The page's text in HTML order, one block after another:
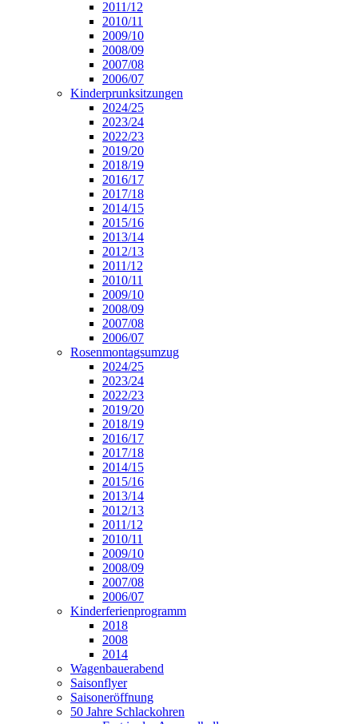
2011/12
2010/11
2009/10
2008/09
2007/08
2006/07
Kinderprunksitzungen
2024/25
2023/24
2022/23
2019/20
2018/19
2016/17
2017/18
2014/15
2015/16
2013/14
2012/13
2011/12
2010/11
2009/10
2008/09
2007/08
2006/07
Rosenmontagsumzug
2024/25
2023/24
2022/23
2019/20
2018/19
2016/17
2017/18
2014/15
2015/16
2013/14
2012/13
2011/12
2010/11
2009/10
2008/09
2007/08
2006/07
Kinderferienprogramm
2018
2008
2014
Wagenbauerabend
Saisonflyer
Saisoneröffnung
50 Jahre Schlackohren